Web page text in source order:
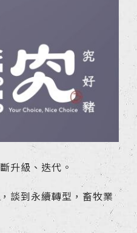
升級、迭代。
談到永續轉型，畜牧業